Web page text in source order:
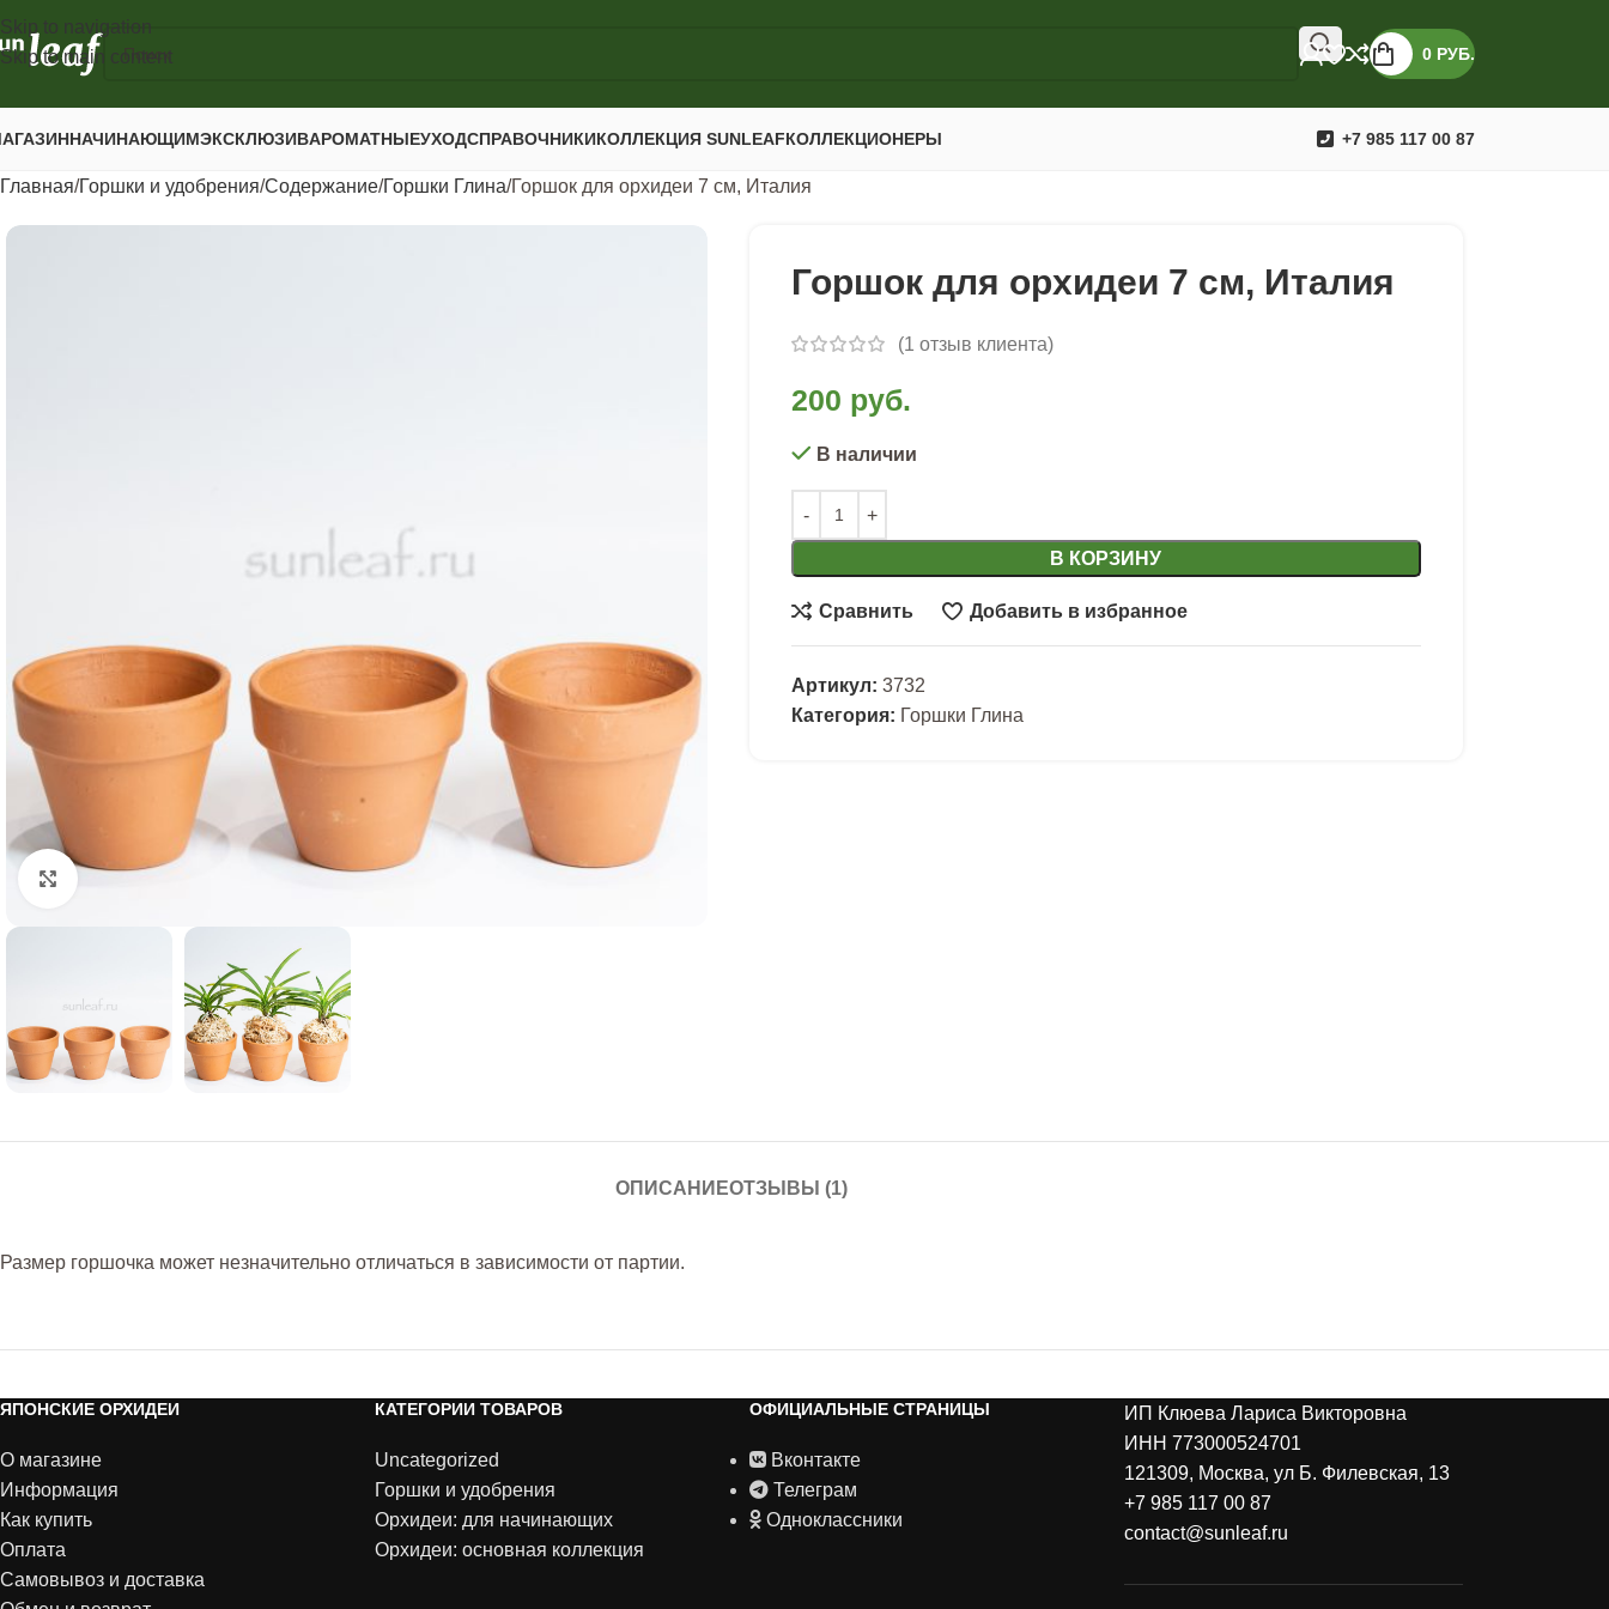
Skip to navigation
Skip to main content
0 РУБ.
НАЧИНАЮЩИМЭКСКЛЮЗИВАРОМАТНЫЕУХОДСПРАВОЧНИКИКОЛЛЕКЦИЯ SUNLEAFКОЛЛЕКЦИОНЕРЫ +7 985 117 00 87
Главная Горшки и удобрения Содержание Горшки Глина Горшок для орхидеи 7 см, Италия
Click to enlarge
Горшок для орхидеи 7 см, Италия
(1 отзыв клиента)
200 руб.
В наличии
В КОРЗИНУ
Сравнить Добавить в избранное
Артикул: 3732
Категория: Горшки Глина
ОПИСАНИЕОТЗЫВЫ (1)
Размер горшочка может незначительно отличаться в зависимости от партии.
ЯПОНСКИЕ ОРХИДЕИ
О магазине
Информация
Как купить
Оплата
Самовывоз и доставка
КАТЕГОРИИ ТОВАРОВ
Uncategorized
Горшки и удобрения
Орхидеи: для начинающих
Орхидеи: основная коллекция
ОФИЦИАЛЬНЫЕ СТРАНИЦЫ
Вконтакте
Телеграм
Одноклассники
ИП Клюева Лариса Викторовна
ИНН 773000524701
121309, Москва, ул Б. Филевская, 13
+7 985 117 00 87
contact@sunleaf.ru